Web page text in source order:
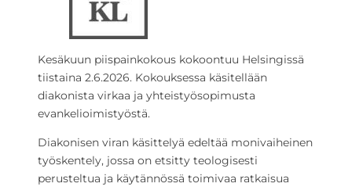
Kesäkuun piispainkokous kokoontuu Helsingissä
tiistaina 2.6.2026. Kokouksessa käsitellään
diakonista virkaa ja yhteistyösopimusta
evankelioimistyöstä.
Diakonisen viran käsittelyä edeltää monivaiheinen
työskentely, jossa on etsitty teologisesti
perusteltua ja käytännössä toimivaa ratkaisua